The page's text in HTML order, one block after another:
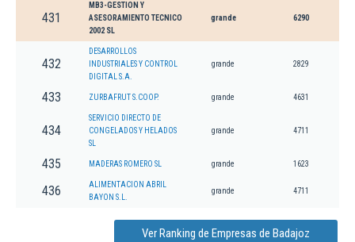
431
MB3-GESTION Y
ASESORAMIENTO TECNICO
2002 SL
grande 6290
432
DESARROLLOS
INDUSTRIALES Y CONTROL
DIGITAL S.A.
grande 2829
433 ZURBAFRUT S.COOP. grande 4631
434
SERVICIO DIRECTO DE
CONGELADOS Y HELADOS
SL
grande 4711
435 MADERAS ROMERO SL grande 1623
436
ALIMENTACION ABRIL
BAYON S.L.
grande 4711
Ver Ranking de Empresas de Badajoz